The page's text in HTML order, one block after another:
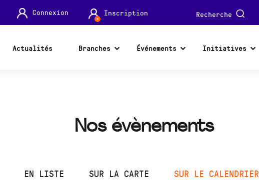
Connexion Inscription Recherche
Actualités Branches Événements Initiatives
Nos évènements
EN LISTE SUR LA CARTE SUR LE CALENDRIER